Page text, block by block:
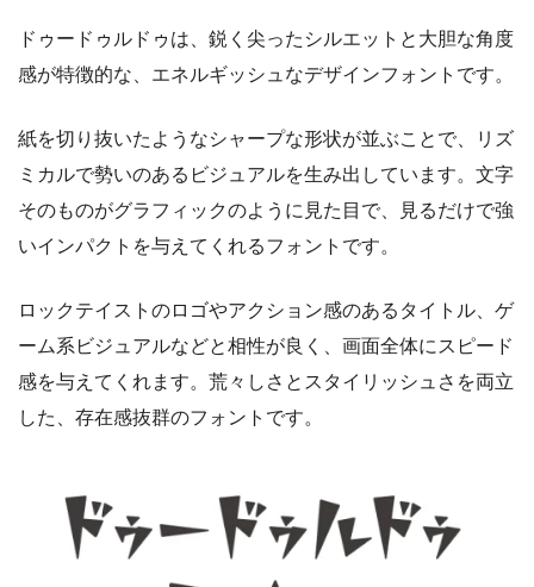
ドゥードゥルドゥは、鋭く尖ったシルエットと大胆な角度
感が特徴的な、エネルギッシュなデザインフォントです。
紙を切り抜いたようなシャープな形状が並ぶことで、リズ
ミカルで勢いのあるビジュアルを生み出しています。文字
そのものがグラフィックのように見た目で、見るだけで強
いインパクトを与えてくれるフォントです。
ロックテイストのロゴやアクション感のあるタイトル、ゲ
ーム系ビジュアルなどと相性が良く、画面全体にスピード
感を与えてくれます。荒々しさとスタイリッシュさを両立
した、存在感抜群のフォントです。